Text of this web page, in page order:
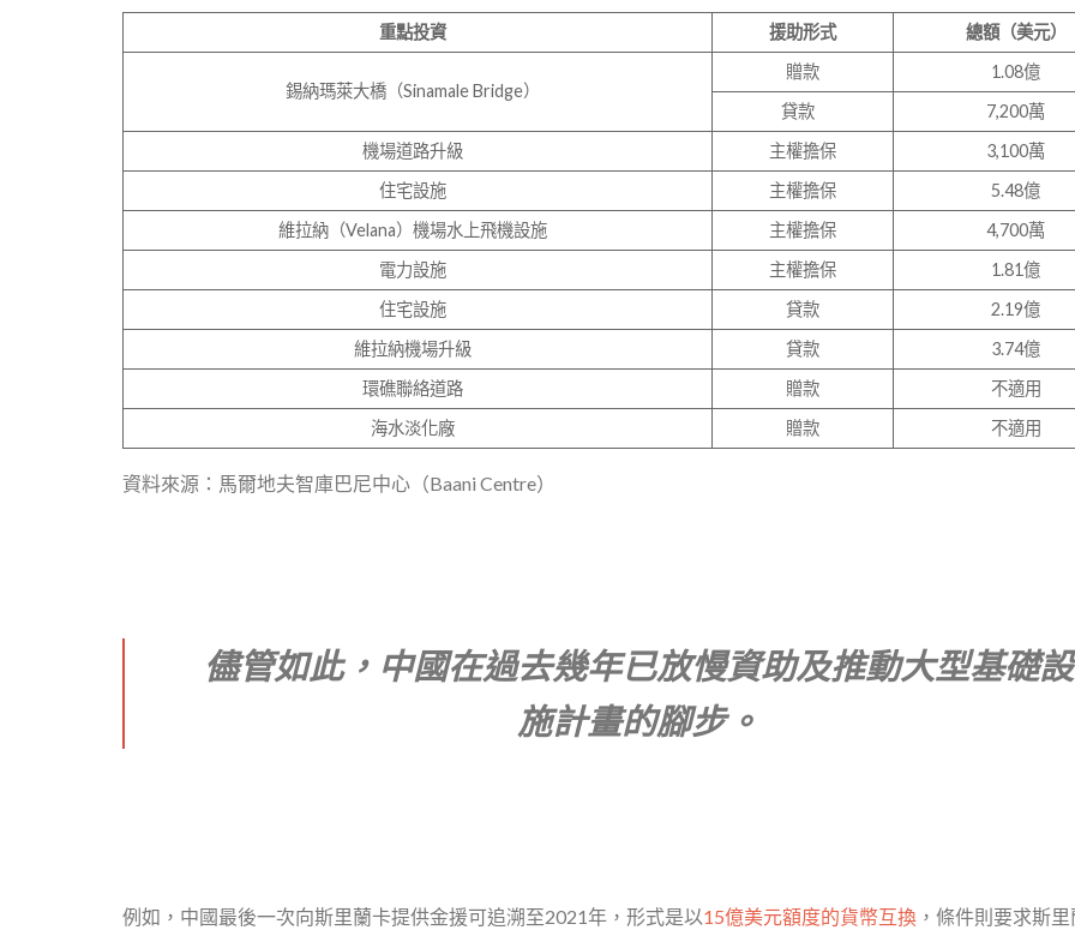
重點投資 援助形式 總額（美元）
錫納瑪萊大橋（Sinamale Bridge）
贈款
1.08億
貸款
7,200萬
機場道路升級
主權擔保
3,100萬
住宅設施
主權擔保
5.48億
維拉納（Velana）機場水上飛機設施
主權擔保
4,700萬
電力設施
主權擔保
1.81億
住宅設施
貸款
2.19億
維拉納機場升級
貸款
3.74億
環礁聯絡道路
贈款
不適用
海水淡化廠
贈款 不適用
資料來源：馬爾地夫智庫巴尼中心（Baani Centre）
儘管如此，中國在過去幾年已放慢資助及推動大型基礎設
施計畫的腳步。
例如，中國最後一次向斯里蘭卡提供金援可追溯至2021年，形式是以15億美元額度的貨幣互換 ，條件則要求斯